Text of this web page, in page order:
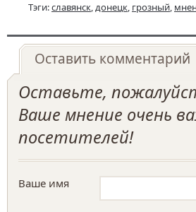
Тэги:славянск,донецк, грозный,
Оставить комментарий
Оставьте,
Ваше мнение очень
посетителей!
Ваше имя